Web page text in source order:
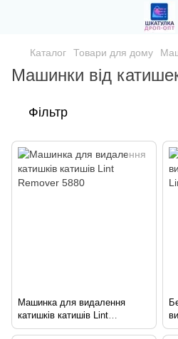
Каталог Товари для дому
Машинки від
Фільтр
Машинка для видалення
катишків катишів Lint
Remover 5880